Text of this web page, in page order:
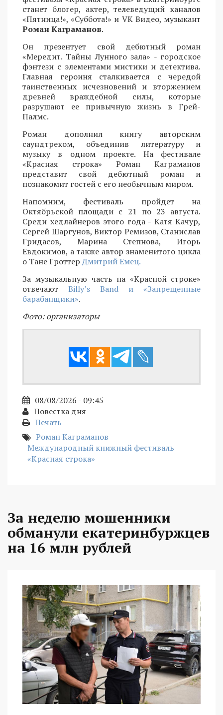
станет блогер, актер, телеведущий каналов
«Пятница!», «Суббота!» и VK Видео, музыкант
Роман Каграманов.
Он презентует свой дебютный роман
«Мередит. Тайны Лунного зала» - городское
фэнтези с элементами мистики и детектива.
Главная героиня сталкивается с чередой
таинственных исчезновений и вторжением
древней враждебной силы, которые
разрушают ее привычную жизнь в Грей-
Палмс.
Роман дополнил книгу авторским
саундтреком, объединив литературу и
музыку в одном проекте. На фестивале
«Красная строка» Роман Каграманов
представит свой дебютный роман и
познакомит гостей с его необычным миром.
Напомним, фестиваль пройдет на
Октябрьской площади с 21 по 23 августа.
Среди хедлайнеров этого года - Катя Качур,
Сергей Шаргунов, Виктор Ремизов, Станислав
Гридасов, Марина Степнова, Игорь
Евдокимов, а также автор знаменитого цикла
о Тане ГроттерДмитрий Емец.
За музыкальную часть на «Красной строке»
отвечают Billy’s Band и «Запрещенные
барабанщики».
Фото: организаторы
08/08/2026 - 09:45
Повестка дня
Печать
Роман Каграманов
Международный книжный фестиваль
«Красная строка»
За неделю мошенники
обманули екатеринбуржцев
на 16 млн рублей